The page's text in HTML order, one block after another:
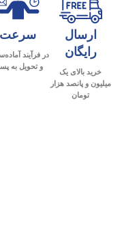
ارسال
رایگان
خرید بالای یک
میلیون و پانصد هزار
تومان
سرعت
در فرآیند
و تحویل به